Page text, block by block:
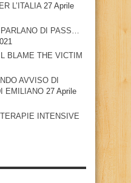
L’ITALIA 27 Aprile
DI PASS…
BLAME THE VICTIM
AVVISO DI
EMILIANO 27 Aprile
INTENSIVE